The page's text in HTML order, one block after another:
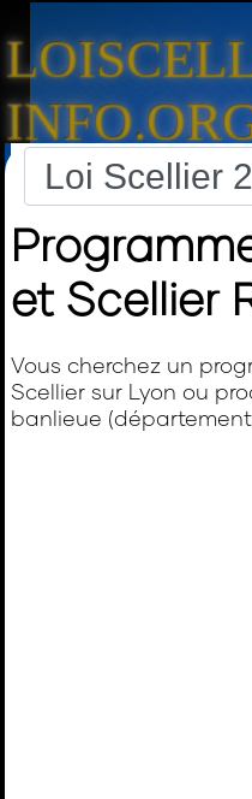
et Scellier
Vous cherchez un
Scellier sur Lyon ou
banlieue (département